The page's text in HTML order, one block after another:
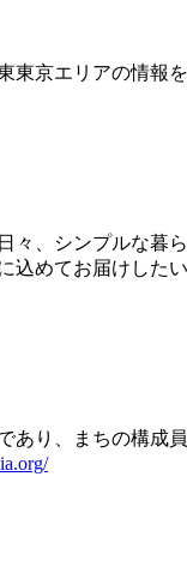
京エリアの情報
、シンプルな
めてお届けしたい
り、まちの構